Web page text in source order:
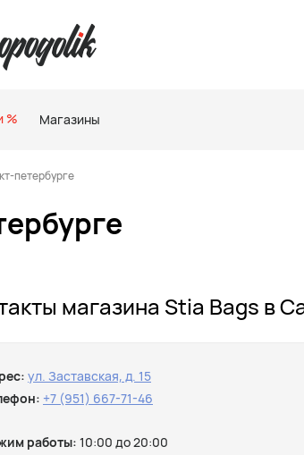
% Магазины
петербурге
магазина Stia Bags в
ул. Заставская, д. 15
+7 (951) 667-71-46
работы: 10:00 до 20:00